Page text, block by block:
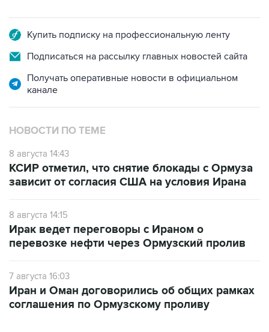
Купить подписку на профессиональную ленту
Подписаться на рассылку главных новостей сайта
Получать оперативные новости в официальном
канале
НОВОСТИ ПО ТЕМЕ
8 августа 14:43
КСИР отметил, что снятие блокады с Ормуза
зависит от согласия США на условия Ирана
8 августа 14:15
Ирак ведет переговоры с Ираном о
перевозке нефти через Ормузский пролив
7 августа 16:03
Иран и Оман договорились об общих рамках
соглашения по Ормузскому проливу